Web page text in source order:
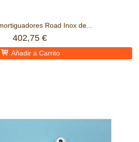
Road Inox de...
402,75 €
Añadir a Carrito